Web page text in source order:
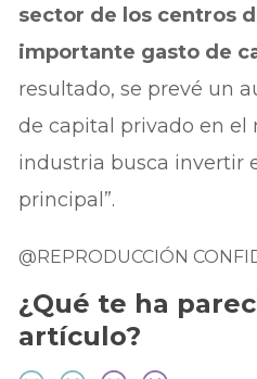
sector de los centros
importante gasto de
resultado, se prevé un
de capital privado en el
industria busca invertir
principal”.
@REPRODUCCIÓN
¿Qué te ha
artículo?